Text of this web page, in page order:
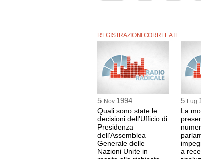
REGISTRAZIONI CORRELATE
5 Nov 1994
Quali sono state le
decisioni dell'Ufficio di
Presidenza
dell'Assemblea
Generale delle
Nazioni Unite in
5 Lug
La
a